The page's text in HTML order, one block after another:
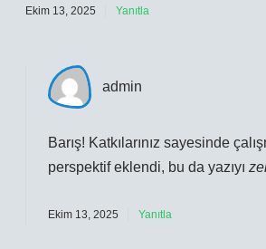
Ekim 13, 2025 Yanıtla
admin
Barış! Katkılarınız sayesinde
perspektifeklendi, bu da yazıyı
Ekim 13, 2025 Yanıtla